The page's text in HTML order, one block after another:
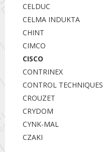
CELDUC
CELMA INDUKTA
CHINT
CIMCO
CISCO
CONTRINEX
CONTROL TECHNIQUES
CROUZET
CRYDOM
CYNK-MAL
CZAKI